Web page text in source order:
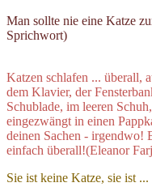
Man sollte nie eine Katze
Sprichwort)
Katzen schlafen ... überall,
dem Klavier, der
Schublade, im leeren
eingezwängt in einen
deinen Sachen - irgendwo!
einfach überall!(Eleanor
Sie ist keine Katze, sie ist